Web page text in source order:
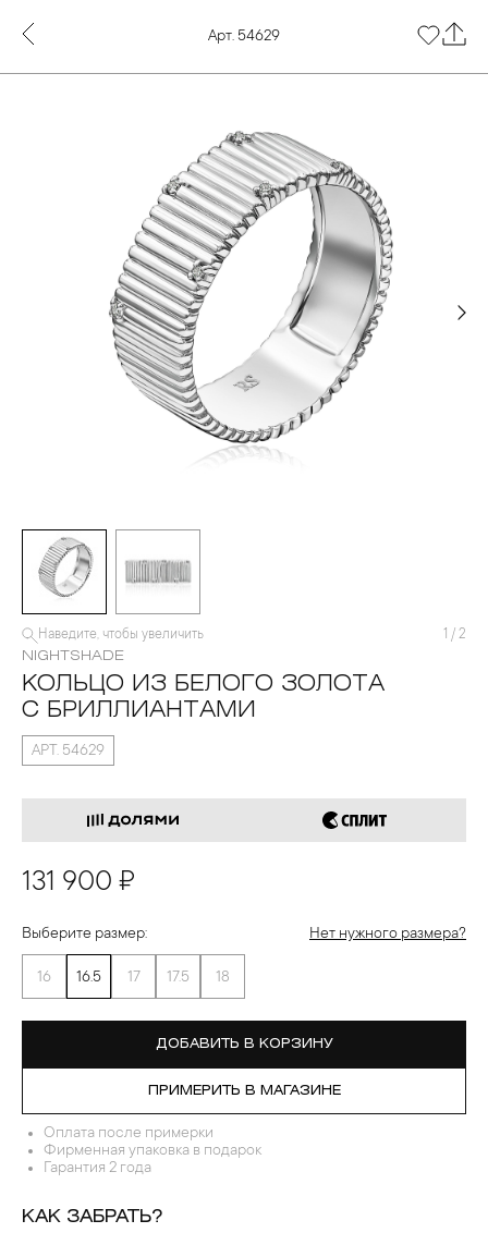
Арт. 54629
Наведите, чтобы увеличить 1 / 2
NIGHTSHADE
КОЛЬЦО ИЗ БЕЛОГО ЗОЛОТА
С БРИЛЛИАНТАМИ
АРТ. 54629
131 900 ₽
Выберите размер: Нет нужного размера?
16 16.5 17 17.5 18
ДОБАВИТЬ В КОРЗИНУ
ПРИМЕРИТЬ В МАГАЗИНЕ
Оплата после примерки
Фирменная упаковка в подарок
Гарантия 2 года
КАК ЗАБРАТЬ?